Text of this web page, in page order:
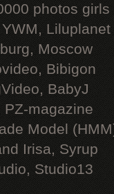
photos
Liluplanet
Moscow
Bibigon
BabyJ
magazine
Model
Irisa, Syrup
Studio13